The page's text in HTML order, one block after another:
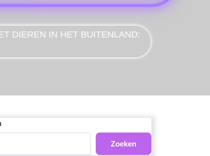
DIEREN IN HET BUITENLAND:
Zoeken